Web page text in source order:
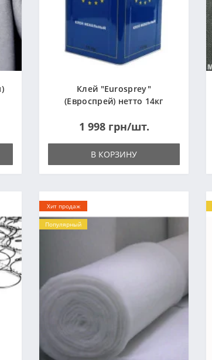
Клей "Eurosprey"
(Евроспрей) нетто 14кг
1 998 грн/шт.
В КОРЗИНУ
Хит продаж
Популярный